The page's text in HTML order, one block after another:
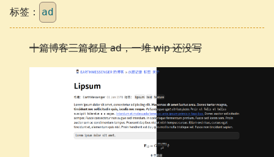
标签：
ad
十篇博客三篇都是 ad，一堆 wip 还没写